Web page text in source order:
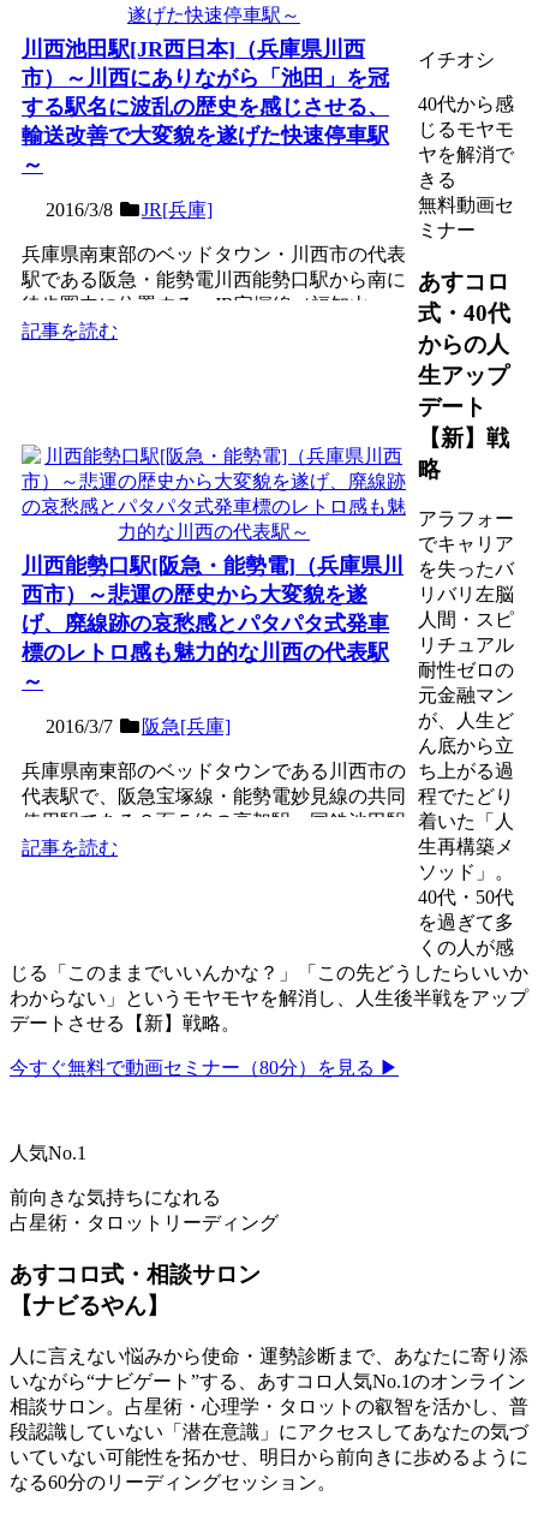
川西池田駅[JR西日本]（兵庫県川西
市）～川西にありながら「池田」を冠
する駅名に波乱の歴史を感じさせる、
輸送改善で大変貌を遂げた快速停車駅
～
2016/3/8 JR[兵庫]
兵庫県南東部のベッドタウン・川西市の代表
駅である阪急・能勢電川西能勢口駅から南に
徒歩圏内に位置する、JR宝塚線（福知山
線）の２面４線の地上駅...
記事を読む
川西能勢口駅[阪急・能勢電]（兵庫県川
西市）～悲運の歴史から大変貌を遂
げ、廃線跡の哀愁感とパタパタ式発車
標のレトロ感も魅力的な川西の代表駅
～
2016/3/7 阪急[兵庫]
兵庫県南東部のベッドタウンである川西市の
代表駅で、阪急宝塚線・能勢電妙見線の共同
使用駅である３面５線の高架駅。国鉄池田駅
（現・JR川西池田駅...
記事を読む
イチオシ
40代から感
じるモヤモ
ヤを解消で
きる
無料動画セ
ミナー
あすコロ
式・40代
からの人
生アップ
デート
【新】戦
略
アラフォー
でキャリア
を失ったバ
リバリ左脳
人間・スピ
リチュアル
耐性ゼロの
元金融マン
が、人生ど
ん底から立
ち上がる過
程でたどり
着いた「人
生再構築メ
ソッド」。
40代・50代
を過ぎて多
くの人が感
じる「このままでいいんかな？」「この先どうしたらいいか
わからない」というモヤモヤを解消し、人生後半戦をアップ
デートさせる【新】戦略。
今すぐ無料で動画セミナー（80分）を見る ▶
人気No.1
前向きな気持ちになれる
占星術・タロットリーディング
あすコロ式・相談サロン
【ナビるやん】
人に言えない悩みから使命・運勢診断まで、あなたに寄り添
いながら“ナビゲート”する、あすコロ人気No.1のオンライン
相談サロン。占星術・心理学・タロットの叡智を活かし、普
段認識していない「潜在意識」にアクセスしてあなたの気づ
いていない可能性を拓かせ、明日から前向きに歩めるように
なる60分のリーディングセッション。